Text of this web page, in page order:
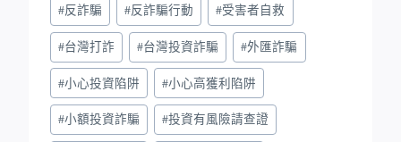
#反詐騙 #反詐騙行動 #受害者自救
#台灣打詐 #台灣投資詐騙 #外匯詐騙
#小心投資陷阱 #小心高獲利陷阱
#小額投資詐騙 #投資有風險請查證